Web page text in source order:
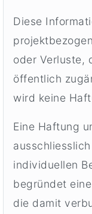
Diese
oder Verluste,
öffentlich
wird keine
Eine Haftung
individuellen
begründet
die damit